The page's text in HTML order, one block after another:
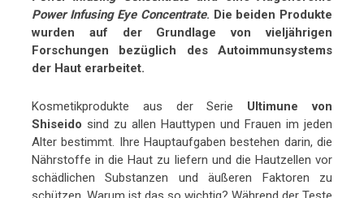
Power Infusing Eye Concentrate. Die beiden Produkte
wurden auf der Grundlage von vieljährigen
Forschungen bezüglich des Autoimmunsystems
der Haut erarbeitet.
Kosmetikprodukte aus der Serie Ultimune von
Shiseido sind zu allen Hauttypen und Frauen im jeden
Alter bestimmt. Ihre Hauptaufgaben bestehen darin, die
Nährstoffe in die Haut zu liefern und die Hautzellen vor
schädlichen Substanzen und äußeren Faktoren zu